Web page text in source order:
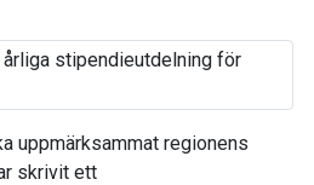
uppmärksammat regionens
skrivit ett